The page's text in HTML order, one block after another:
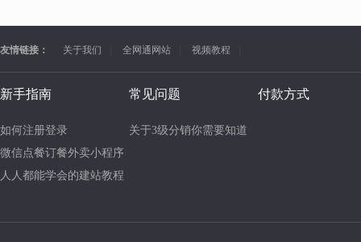
友情链接： 关于我们 全网通网站 视频教程
新手指南
如何注册登录
常见问题 付款方式